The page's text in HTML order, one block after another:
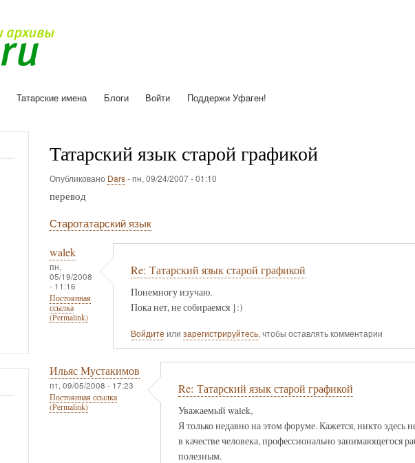
Татарские имена Блоги Войти Поддержи Уфаген!
Татарский язык старой графикой
Опубликовано Dars-пн, 09/24/2007 - 01:10
перевод
Старотатарский язык
walek
пн,
05/19/2008
- 11:16
Постоянная
ссылка
(Permalink)
Re: Татарский язык старой графикой
Понемногу изучаю.
Пока нет, не собираемся }:)
Войдите или зарегистрируйтесь, чтобы оставлять комментарии
Ильяс Мустакимов
пт, 09/05/2008 - 17:23
Постоянная ссылка
(Permalink)
Re: Татарский язык старой графикой
Уважаемый walek,
Я только недавно на этом форуме. Кажется, никто
в качестве человека, профессионально занимающегося
полезным.